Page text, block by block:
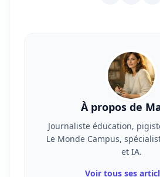
À propos de
Journaliste éducation,
Le Monde Campus,
et IA.
Voir tous ses